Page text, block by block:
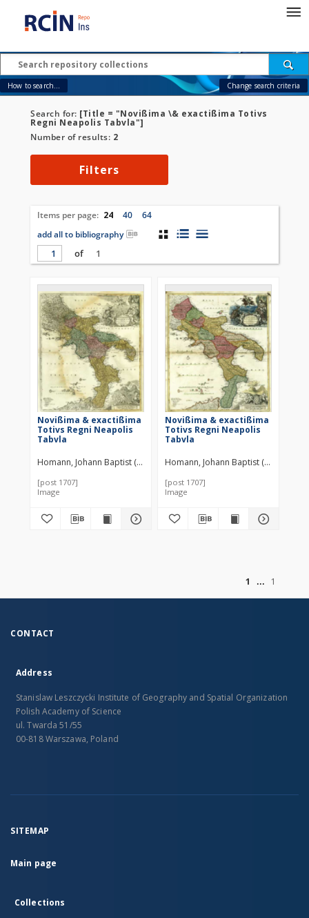
How to search... Change search criteria
Search for: [Title = "Novißima \& exactißima Totivs
Regni Neapolis Tabvla"]
Number of results: 2
Filters
Items per page: 24 40
64
add all to bibliography
of
1
Novißima & exactißima
Totivs Regni Neapolis
Tabvla
Homann, Johann Baptist (1664–1724)
[post 1707]
Image
Novißima & exactißima
Totivs Regni Neapolis
Tabvla
Homann, Johann Baptist (1664–1724)
[post 1707]
Image
1
1
CONTACT
Address
Stanislaw Leszczycki Institute of Geography and Spatial Organization
Polish Academy of Science
ul. Twarda 51/55
00-818 Warszawa, Poland
SITEMAP
Main page
Collections